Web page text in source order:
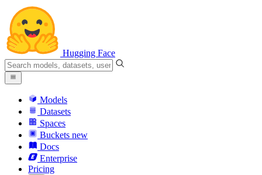
Hugging Face
Models
Datasets
Spaces
Buckets new
Docs
Enterprise
Pricing